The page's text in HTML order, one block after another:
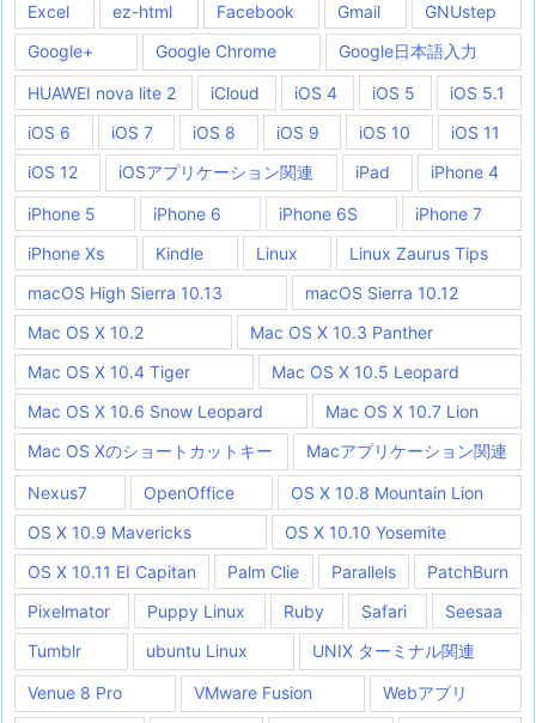
Excel
ez-html Facebook Gmail
GNUstep
Google+
Google Chrome Google日本語入力
HUAWEI nova lite 2 iCloud iOS 4 iOS 5
iOS 5.1
iOS 6
iOS 7 iOS 8 iOS 9 iOS 10
iOS 11
iOS 12
iOSアプリケーション関連 iPad iPhone 4
iPhone 5 iPhone 6 iPhone 6S
iPhone 7
iPhone Xs
Kindle Linux
Linux Zaurus Tips
macOS High Sierra 10.13
macOS Sierra 10.12
Mac OS X 10.2
Mac OS X 10.3 Panther
Mac OS X 10.4 Tiger
Mac OS X 10.5 Leopard
Mac OS X 10.6 Snow Leopard
Mac OS X 10.7 Lion
Mac OS Xのショートカットキー
Macアプリケーション関連
Nexus7 OpenOffice
OS X 10.8 Mountain Lion
OS X 10.9 Mavericks
OS X 10.10 Yosemite
OS X 10.11 EI Capitan
Palm Clie Parallels
PatchBurn
Pixelmator
Puppy Linux Ruby Safari
Seesaa
Tumblr
ubuntu Linux UNIX ターミナル関連
Venue 8 Pro VMware Fusion Webアプリ